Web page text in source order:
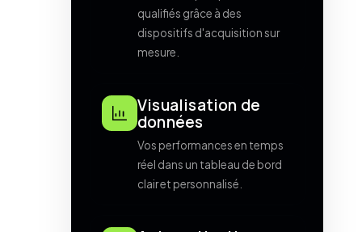
qualifiés grâce à des
dispositifs d'acquisition sur
mesure.
Visualisation de
données
Vos performances en temps
réel dans un tableau de bord
clair et personnalisé.